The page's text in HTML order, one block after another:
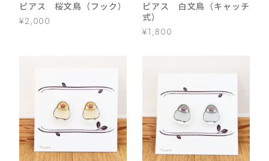
ピアス 桜文鳥（フック）
¥2,000
ピアス 白文鳥（キャッチ
式）
¥1,800